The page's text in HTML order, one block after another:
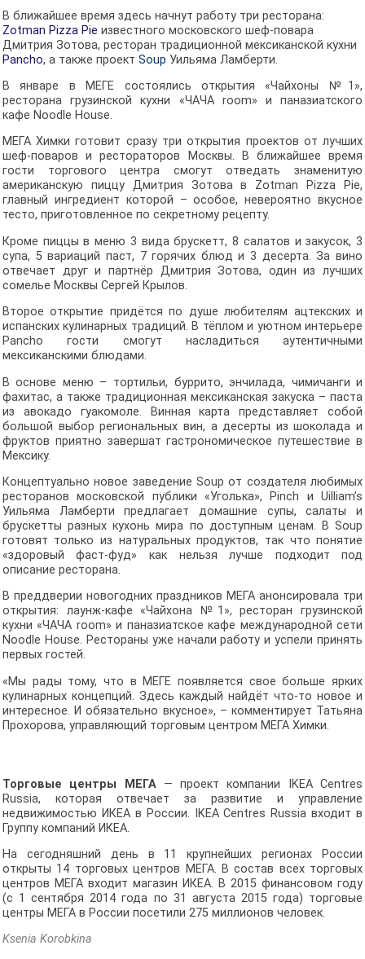
В ближайшее время здесь начнут работу три ресторана:
Zotman Pizza Pie известного московского шеф-повара
Дмитрия Зотова, ресторан традиционной мексиканской кухни
Pancho, а также проект Soup Уильяма Ламберти.
В январе в МЕГЕ состоялись открытия «Чайхоны №1»,
ресторана грузинской кухни «ЧАЧА room» и паназиатского
кафе Noodle House.
МЕГА Химки готовит сразу три открытия проектов от лучших
шеф-поваров и рестораторов Москвы. В ближайшее время
гости торгового центра смогут отведать знаменитую
американскую пиццу Дмитрия Зотова в Zotman Pizza Pie,
главный ингредиент которой – особое, невероятно вкусное
тесто, приготовленное по секретному рецепту.
Кроме пиццы в меню 3 вида брускетт, 8 салатов и закусок, 3
супа, 5 вариаций паст, 7 горячих блюд и 3 десерта. За вино
отвечает друг и партнёр Дмитрия Зотова, один из лучших
сомелье Москвы Сергей Крылов.
Второе открытие придётся по душе любителям ацтекских и
испанских кулинарных традиций. В тёплом и уютном интерьере
Pancho гости смогут насладиться аутентичными
мексиканскими блюдами.
В основе меню – тортильи, буррито, энчилада, чимичанги и
фахитас, а также традиционная мексиканская закуска – паста
из авокадо гуакомоле. Винная карта представляет собой
большой выбор региональных вин, а десерты из шоколада и
фруктов приятно завершат гастрономическое путешествие в
Мексику.
Концептуально новое заведение Soup от создателя любимых
ресторанов московской публики «Уголька», Pinch и Uilliam’s
Уильяма Ламберти предлагает домашние супы, салаты и
брускетты разных кухонь мира по доступным ценам. В Soup
готовят только из натуральных продуктов, так что понятие
«здоровый фаст-фуд» как нельзя лучше подходит под
описание ресторана.
В преддверии новогодних праздников МЕГА анонсировала три
открытия: лаунж-кафе «Чайхона №1», ресторан грузинской
кухни «ЧАЧА room» и паназиатское кафе международной сети
Noodle House. Рестораны уже начали работу и успели принять
первых гостей.
«Мы рады тому, что в МЕГЕ появляется свое больше ярких
кулинарных концепций. Здесь каждый найдёт что-то новое и
интересное. И обязательно вкусное», – комментирует Татьяна
Прохорова, управляющий торговым центром МЕГА Химки.
Торговые центры МЕГА— проект компании IKEA Centres
Russia, которая отвечает за развитие и управление
недвижимостью ИКЕА в России. IKEA Centres Russia входит в
Группу компаний ИКЕА.
На сегодняшний день в 11 крупнейших регионах России
открыты 14 торговых центров МЕГА. В состав всех торговых
центров МЕГА входит магазин ИКЕА. В 2015 финансовом году
(с 1 сентября 2014 года по 31 августа 2015 года) торговые
центры МЕГА в России посетили 275 миллионов человек.
Ksenia Korobkina